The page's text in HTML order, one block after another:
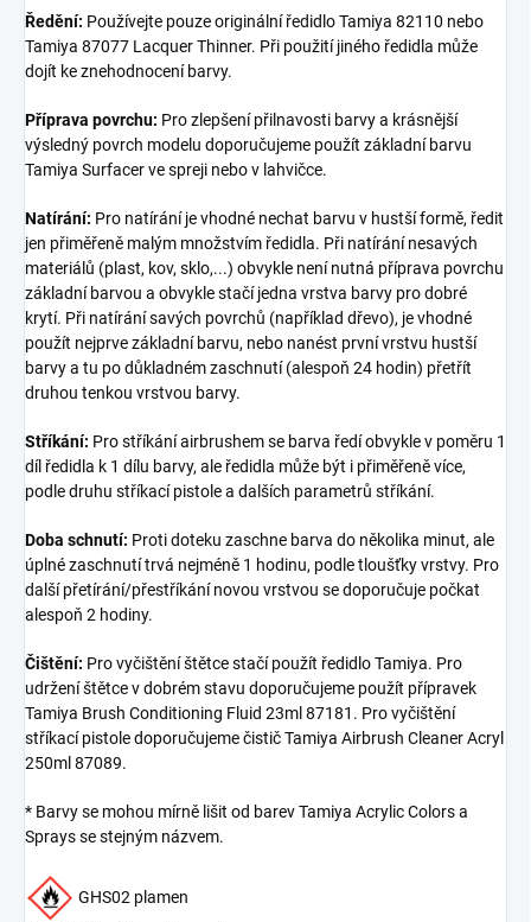
Ředění: Používejte pouze originální ředidlo Tamiya 82110 nebo
Tamiya 87077 Lacquer Thinner. Při použití jiného ředidla může
dojít ke znehodnocení barvy.
Příprava povrchu: Pro zlepšení přilnavosti barvy a krásnější
výsledný povrch modelu doporučujeme použít základní barvu
Tamiya Surfacer ve spreji nebo v lahvičce.
Natírání: Pro natírání je vhodné nechat barvu v hustší formě, ředit
jen přiměřeně malým množstvím ředidla. Při natírání nesavých
materiálů (plast, kov, sklo,...) obvykle není nutná příprava povrchu
základní barvou a obvykle stačí jedna vrstva barvy pro dobré
krytí. Při natírání savých povrchů (například dřevo), je vhodné
použít nejprve základní barvu, nebo nanést první vrstvu hustší
barvy a tu po důkladném zaschnutí (alespoň 24 hodin) přetřít
druhou tenkou vrstvou barvy.
Stříkání: Pro stříkání airbrushem se barva ředí obvykle v poměru 1
díl ředidla k 1 dílu barvy, ale ředidla může být i přiměřeně více,
podle druhu stříkací pistole a dalších parametrů stříkání.
Doba schnutí: Proti doteku zaschne barva do několika minut, ale
úplné zaschnutí trvá nejméně 1 hodinu, podle tloušťky vrstvy. Pro
další přetírání/přestříkání novou vrstvou se doporučuje počkat
alespoň 2 hodiny.
Čištění: Pro vyčištění štětce stačí použít ředidlo Tamiya. Pro
udržení štětce v dobrém stavu doporučujeme použít přípravek
Tamiya Brush Conditioning Fluid 23ml 87181. Pro vyčištění
stříkací pistole doporučujeme čistič Tamiya Airbrush Cleaner Acryl
250ml 87089.
* Barvy se mohou mírně lišit od barev Tamiya Acrylic Colors a
Sprays se stejným názvem.
GHS02 plamen